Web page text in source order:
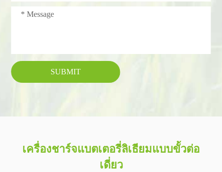
SUBMIT
เครื่องชาร์จแบตเตอรี่ลิเธียมแบบขั้วต่อ
เดี่ยว